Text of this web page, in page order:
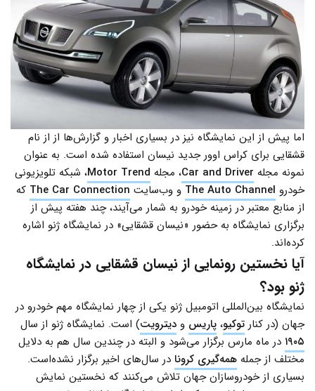
اما پیش از این نمایشگاه نیز در بسیاری اخبار و گزارش‌ها از از نام
قشقایی برای کراس اوور جدید نیسان استفاده شده است. به عنوان
نمونه مجله Car and Driver، مجله Motor Trend، شبکه تلویزیونی
خودرو The Auto Channel و وب‌سایت The Car Connection که
از منابع معتبر در زمینه خودرو به شمار می‌آیند، چند هفته پیش از
برگزاری نمایشگاه به حضور «نیسان قشقایی» در نمایشگاه ژنو اشاره
کرده‌اند.
آیا نخستین رونمایی از نیسان قشقایی در نمایشگاه
ژنو بود؟
نمایشگاه بین‌المللی اتومبیل ژنو یکی از چهار نمایشگاه مهم خودرو در
جهان (در کنار توکیو، پاریس و دیترویت) است. نمایشگاه ژنو از سال
۱۹۰۵ در ماه مارس برگزار می‌شود و البته در چندین سال هم به دلایل
مختلف از جمله همه‌گیری کرونا در سال‌های اخیر برگزار نشده‌است.
بسیاری از خودروسازان جهان تلاش می‌کنند که نخستین نمایش